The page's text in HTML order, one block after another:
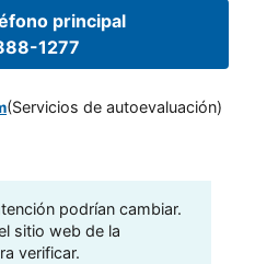
principal
1277
(Servicios de autoevaluación)
podrían cambiar.
sitio web de la
verificar.